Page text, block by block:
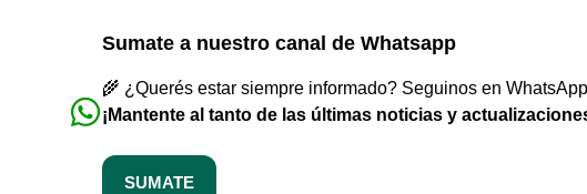
Sumate a nuestro canal de Whatsapp
🌾 ¿Querés estar siempre informado? Seguinos en
¡Mantente al tanto de las últimas noticias y
SUMATE